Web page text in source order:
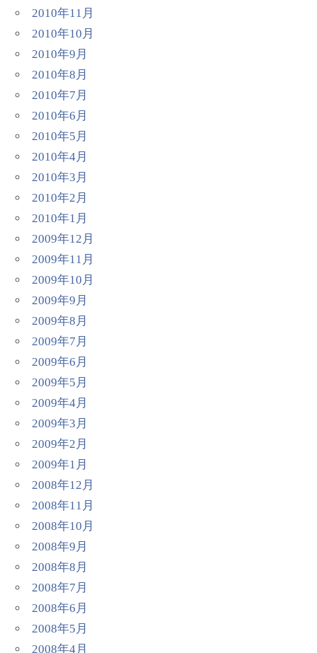
2010年11月
2010年10月
2010年9月
2010年8月
2010年7月
2010年6月
2010年5月
2010年4月
2010年3月
2010年2月
2010年1月
2009年12月
2009年11月
2009年10月
2009年9月
2009年8月
2009年7月
2009年6月
2009年5月
2009年4月
2009年3月
2009年2月
2009年1月
2008年12月
2008年11月
2008年10月
2008年9月
2008年8月
2008年7月
2008年6月
2008年5月
2008年4月